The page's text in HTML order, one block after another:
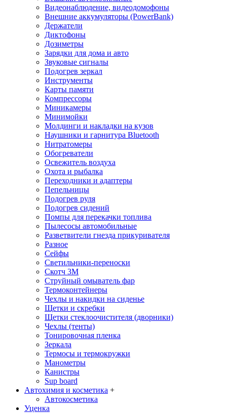
Видеонаблюдение, видеодомофоны
Внешние аккумуляторы (PowerBank)
Держатели
Диктофоны
Дозиметры
Зарядки для дома и авто
Звуковые сигналы
Подогрев зеркал
Инструменты
Карты памяти
Компрессоры
Миникамеры
Минимойки
Молдинги и накладки на кузов
Наушники и гарнитура Bluetooth
Нитратомеры
Обогреватели
Освежитель воздуха
Охота и рыбалка
Переходники и адаптеры
Пепельницы
Подогрев руля
Подогрев сидений
Помпы для перекачки топлива
Пылесосы автомобильные
Разветвители гнезда прикуривателя
Разное
Сейфы
Светильники-переноски
Скотч 3М
Струйный омыватель фар
Термоконтейнеры
Чехлы и накидки на сиденье
Щетки и скребки
Щетки стеклоочистителя (дворники)
Чехлы (тенты)
Тонировочная пленка
Зеркалa
Термосы и термокружки
Манометры
Канистры
Sup board
Автохимия и косметика +
Автокосметика
Уценка